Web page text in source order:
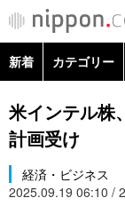
カテゴリー
新着 カテゴリー
政治・外交
経済・ビジネス
国際・海外
米インテル
計画受け
経済・ビジネス
2025.09.19 06:10 /